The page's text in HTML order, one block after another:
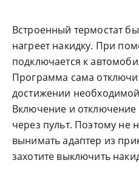
Встроенный термостат
нагреет накидку. При
подключается к
Программа сама
достижении
Включение и отключение
через пульт. Поэтому не
вынимать адаптер из
захотите выключить